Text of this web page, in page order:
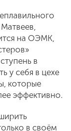
на ОЭМК,
в
у себя в цехе
которые
эффективно.
в своём